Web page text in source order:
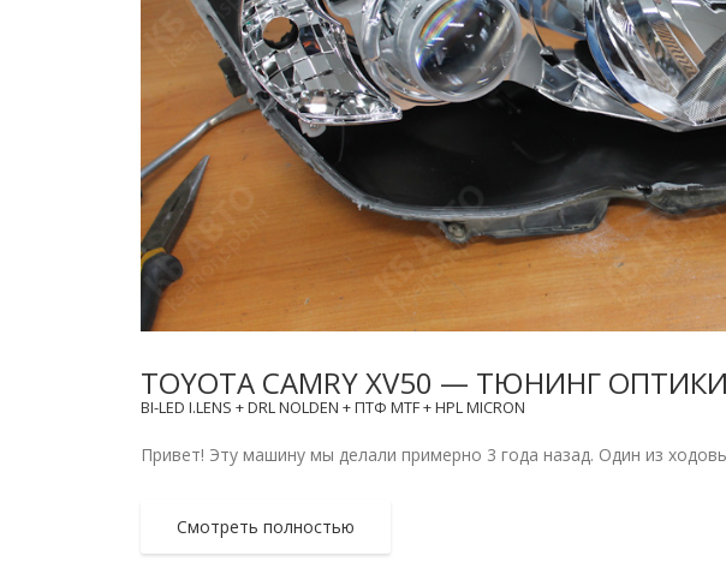
TOYOTA CAMRY XV50 — ТЮНИНГ ОПТИКИ
BI-LED I.LENS + DRL NOLDEN + ПТФ MTF + HPL MICRON
Привет! Эту машину мы делали примерно 3 года назад. Один из
Смотреть полностью